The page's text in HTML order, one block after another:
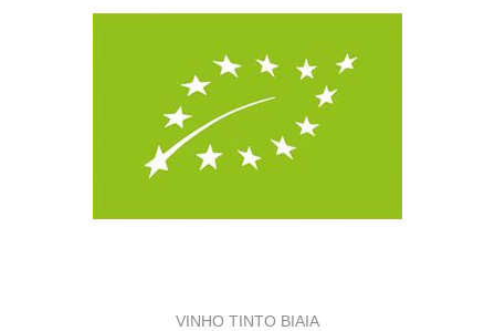
VINHO TINTO BIAIA